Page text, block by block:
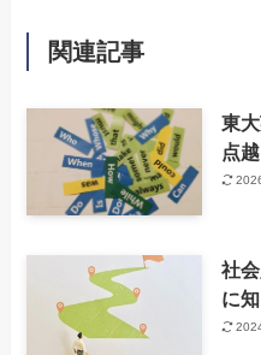
関連記事
東
点
社
に